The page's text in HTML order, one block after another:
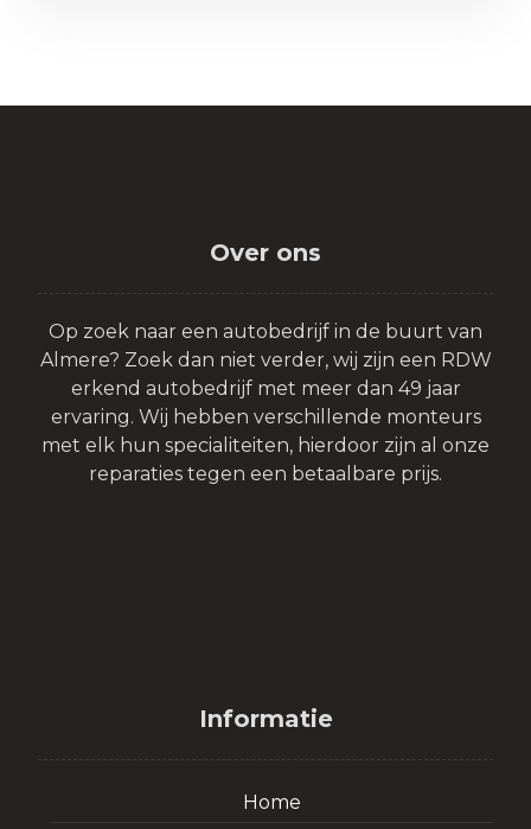
Over ons
Op zoek naar een autobedrijf in de buurt van
Almere? Zoek dan niet verder, wij zijn een RDW
erkend autobedrijf met meer dan 49 jaar
ervaring. Wij hebben verschillende monteurs
met elk hun specialiteiten, hierdoor zijn al onze
reparaties tegen een betaalbare prijs.
Informatie
Home